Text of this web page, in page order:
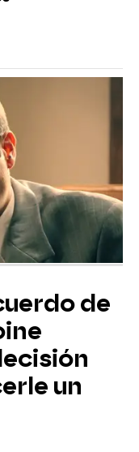
de
un